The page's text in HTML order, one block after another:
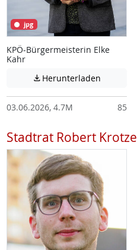
jpg
KPÖ-Bürgermeisterin Elke
Kahr
 Herunterladen
03.06.2026, 4.7M 85
Stadtrat Robert